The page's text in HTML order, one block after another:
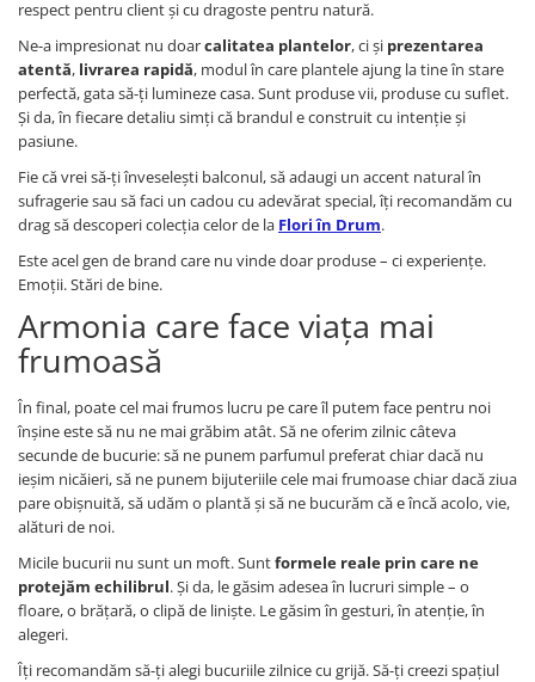
respect pentru client și cu dragoste pentru natură.
Ne-a impresionat nu doarcalitatea plantelor, ci și prezentarea
atentă, livrarea rapidă, modul în care plantele ajung la tine în stare
perfectă, gata să-ți lumineze casa. Sunt produse vii, produse cu suflet.
Și da, în fiecare detaliu simți că brandul e construit cu intenție și
pasiune.
Fie că vrei să-ți înveselești balconul, să adaugi un accent natural în
sufragerie sau să faci un cadou cu adevărat special, îți recomandăm cu
drag să descoperi colecția celor de la Flori în Drum.
Este acel gen de brand care nu vinde doar produse – ci experiențe.
Emoții. Stări de bine.
Armonia care face viața mai
frumoasă
În final, poate cel mai frumos lucru pe care îl putem face pentru noi
înșine este să nu ne mai grăbim atât. Să ne oferim zilnic câteva
secunde de bucurie: să ne punem parfumul preferat chiar dacă nu
ieșim nicăieri, să ne punem bijuteriile cele mai frumoase chiar dacă ziua
pare obișnuită, să udăm o plantă și să ne bucurăm că e încă acolo, vie,
alături de noi.
Micile bucurii nu sunt un moft. Suntformele reale prin care ne
protejăm echilibrul. Și da, le găsim adesea în lucruri simple – o
floare, o brățară, o clipă de liniște. Le găsim în gesturi, în atenție, în
alegeri.
Îți recomandăm să-ți alegi bucuriile zilnice cu grijă. Să-ți creezi spațiul